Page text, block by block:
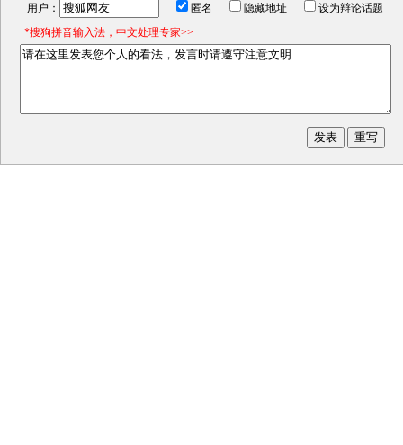
用户： 匿名 隐藏地址
设为辩论话题
*搜狗拼音输入法，中文处理专家>>